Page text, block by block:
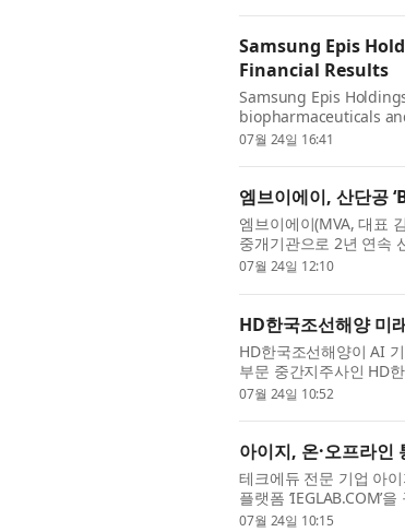
Samsung Epis
Financial Results
Samsung Epis
biopharmaceuticals
quarter and first half of
07월 24일 16:41
엠브이에이, 산단공
엠브이에이(MVA, 대표
중개기관으로 2년 연속
생산성 향상과 기업 간
07월 24일 12:10
HD한국조선해양 미
HD한국조선해양이 AI
부문 중간지주사인 HD
인더스트리 소프트웨어
07월 24일 10:52
아이지, 온·오프라인
테크에듀 전문 기업 아이
플랫폼 ‘IEGLAB.COM’
이지는 지난 17년간 기
07월 24일 10:15